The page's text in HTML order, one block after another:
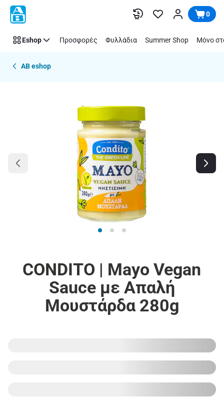
Παράλειψη 0
Eshop Προσφορές Φυλλάδια Summer Shop Μόνο
AB eshop
CONDITO | Mayo Vegan
Sauce με Απαλή
Μουστάρδα 280g